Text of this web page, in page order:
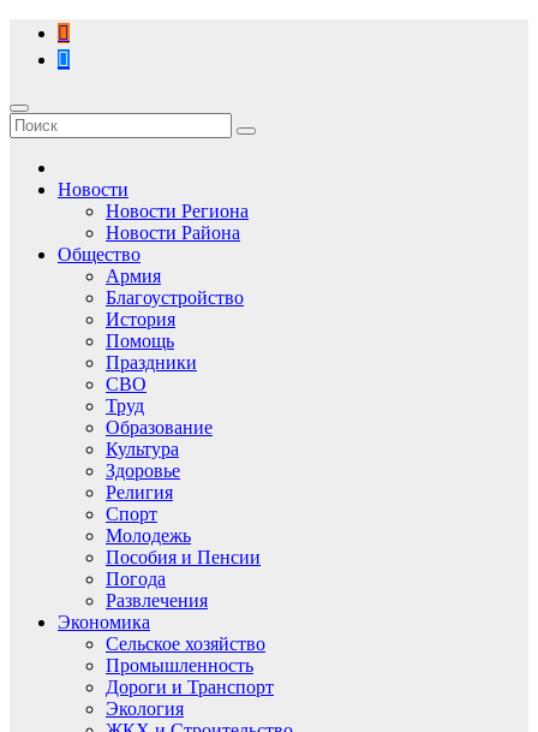
Перейти
содержимому
Новости
Новости Региона
Новости Района
Общество
Армия
Благоустройство
История
Помощь
Праздники
СВО
Труд
Образование
Культура
Здоровье
Религия
Спорт
Молодежь
Пособия и Пенсии
Погода
Развлечения
Экономика
Сельское хозяйство
Промышленность
Дороги и Транспорт
Экология